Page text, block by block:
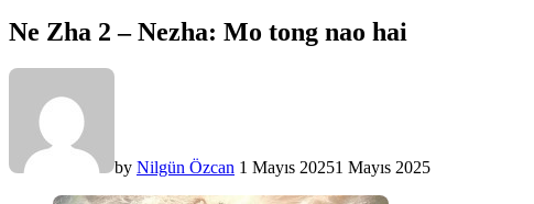
Ne Zha 2 – Nezha: Mo tong nao hai
by Nilgün Özcan 1 Mayıs 20251 Mayıs 2025